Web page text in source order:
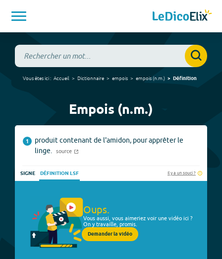
Vous êtes ici : Accueil Dictionnaire empois empois(n.m. ) Définition
Empois (n.m.)
1
produit contenant de l'amidon, pour apprêter le
linge.
source
SIGNE DÉFINITION LSF Il y a un souci ?
Oups.
Vous aussi, vous aimeriez voir une vidéo ici ?
On y travaille, promis.
Demander la vidéo